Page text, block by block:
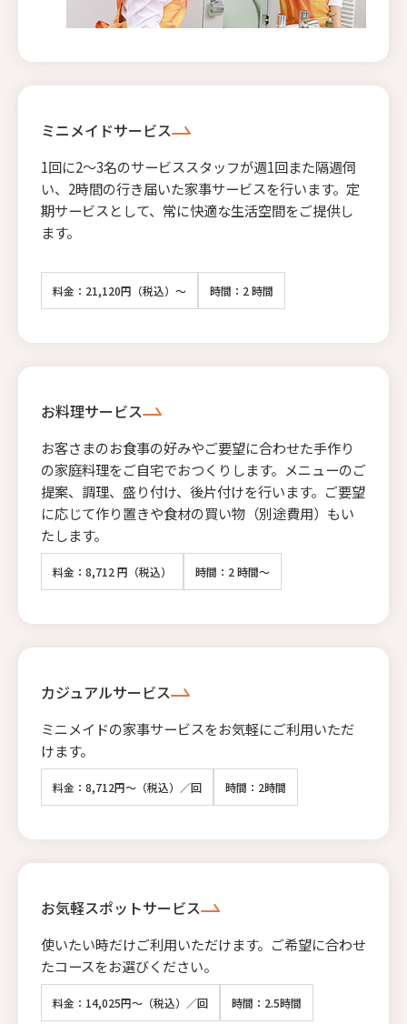
ミニメイドサービス
1回に2〜3名のサービススタッフが週1回また隔週伺
い、2時間の行き届いた家事サービスを行います。定
期サービスとして、常に快適な生活空間をご提供し
ます。
料金：21,120円（税込）～ 時間：2 時間
お料理サービス
お客さまのお食事の好みやご要望に合わせた手作り
の家庭料理をご自宅でおつくりします。メニューのご
提案、調理、盛り付け、後片付けを行います。ご要望
に応じて作り置きや食材の買い物（別途費用）もい
たします。
料金：8,712 円（税込） 時間：2 時間～
カジュアルサービス
ミニメイドの家事サービスをお気軽にご利用いただ
けます。
料金：8,712円～（税込）／回 時間：2時間
お気軽スポットサービス
使いたい時だけご利用いただけます。ご希望に合わせ
たコースをお選びください。
料金：14,025円～（税込）／回 時間：2.5時間